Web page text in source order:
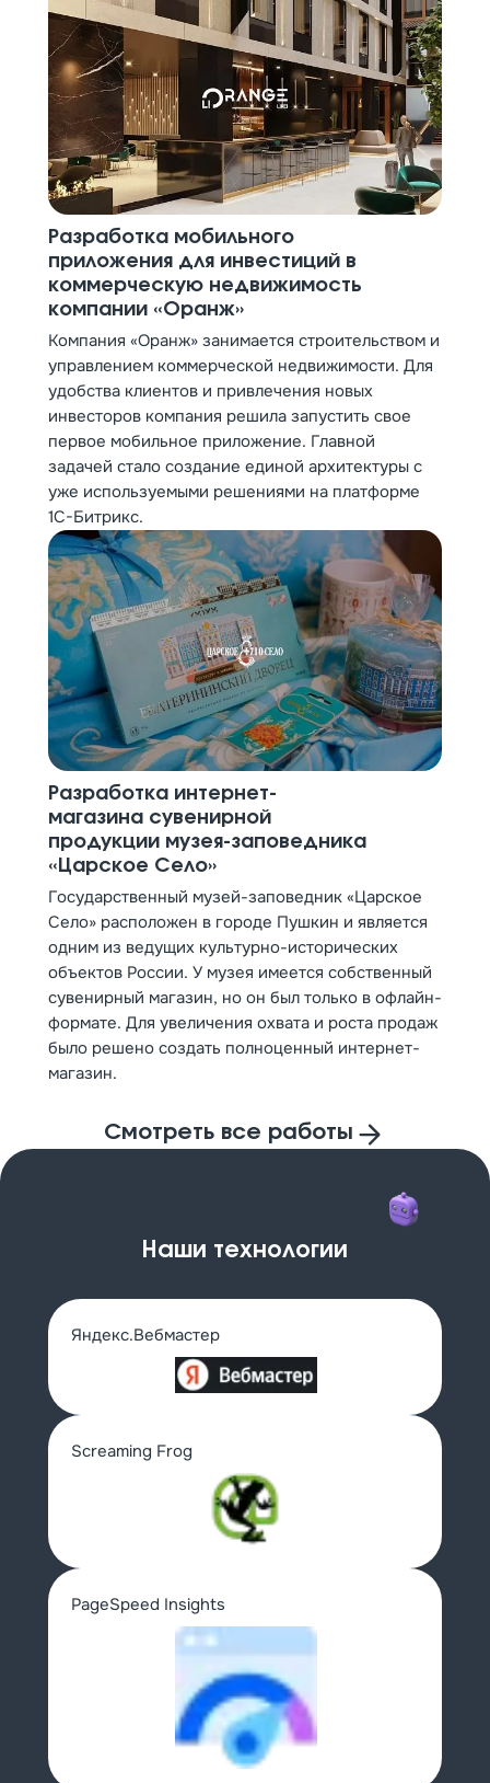
Разработка мобильного
приложения для инвестиций в
коммерческую недвижимость
компании «Оранж»
Компания «Оранж» занимается строительством и
управлением коммерческой недвижимости. Для
удобства клиентов и привлечения новых
инвесторов компания решила запустить свое
первое мобильное приложение. Главной
задачей стало создание единой архитектуры с
уже используемыми решениями на платформе
1С-Битрикс.
Разработка интернет-
магазина сувенирной
продукции музея-заповедника
«Царское Село»
Государственный музей-заповедник «Царское
Село» расположен в городе Пушкин и является
одним из ведущих культурно-исторических
объектов России. У музея имеется собственный
сувенирный магазин, но он был только в офлайн-
формате. Для увеличения охвата и роста продаж
было решено создать полноценный интернет-
магазин.
Смотреть все работы
Наши технологии
Яндекс.Вебмастер
Screaming Frog
PageSpeed Insights